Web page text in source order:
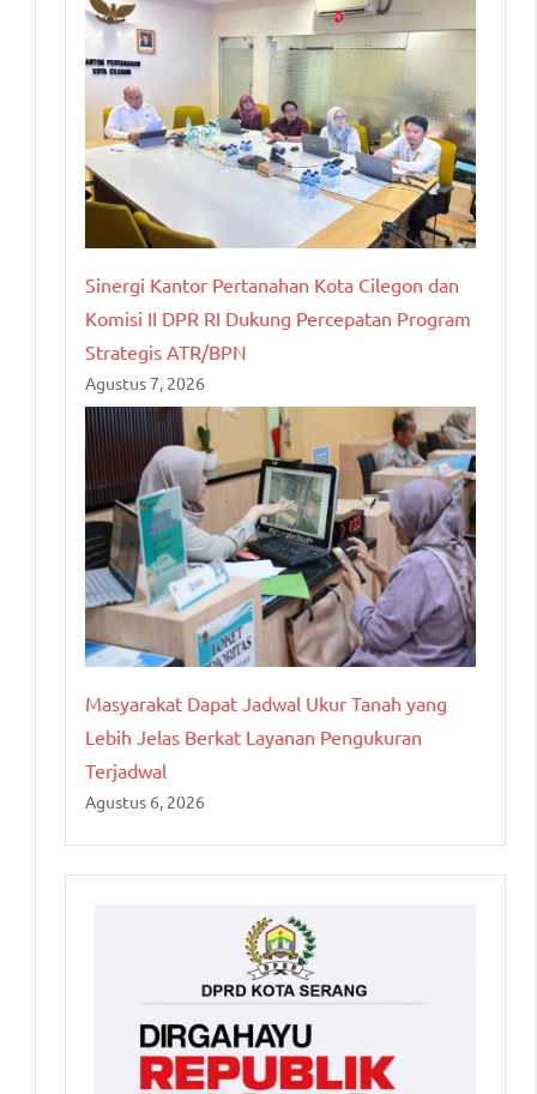
Sinergi Kantor Pertanahan Kota Cilegon dan
Komisi II DPR RI Dukung Percepatan Program
Strategis ATR/BPN
Agustus 7, 2026
Masyarakat Dapat Jadwal Ukur Tanah yang
Lebih Jelas Berkat Layanan Pengukuran
Terjadwal
Agustus 6, 2026